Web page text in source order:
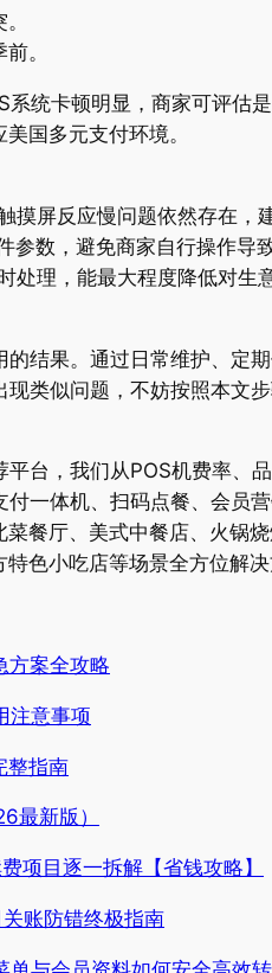
。
统卡顿明显，商家可评估
国多元支付环境。
摸屏反应慢问题依然存在
数，避免商家自行操作导
理，能最大程度降低对生
结果。通过日常维护、定
类似问题，不妨按照本文
台，我们从POS机费率、
一体机、扫码点餐、会员
餐厅、美式中餐店、火锅
色小吃店等场景全方位解
方案全攻略
注意事项
整指南
最新版）
项目逐一拆解【省钱攻略】
账防错终极指南